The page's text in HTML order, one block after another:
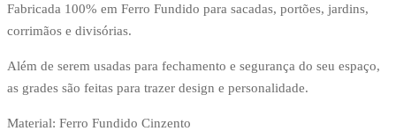
Fabricada 100% em Ferro Fundido para sacadas, portões, jardins,
corrimãos e divisórias.
Além de serem usadas para fechamento e segurança do seu espaço,
as grades são feitas para trazer design e personalidade.
Material: Ferro Fundido Cinzento